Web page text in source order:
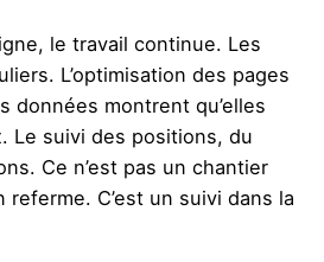
le travail continue. Les
L’optimisation des pages
données montrent qu’elles
Le suivi des positions, du
Ce n’est pas un chantier
referme. C’est un suivi dans la